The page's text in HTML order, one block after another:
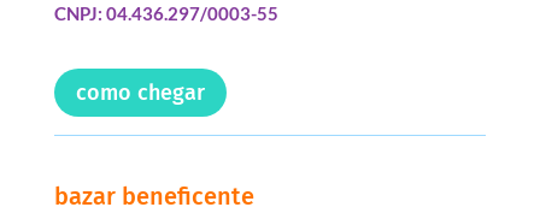
CNPJ: 04.436.297/0003-55
como chegar
bazar beneficente